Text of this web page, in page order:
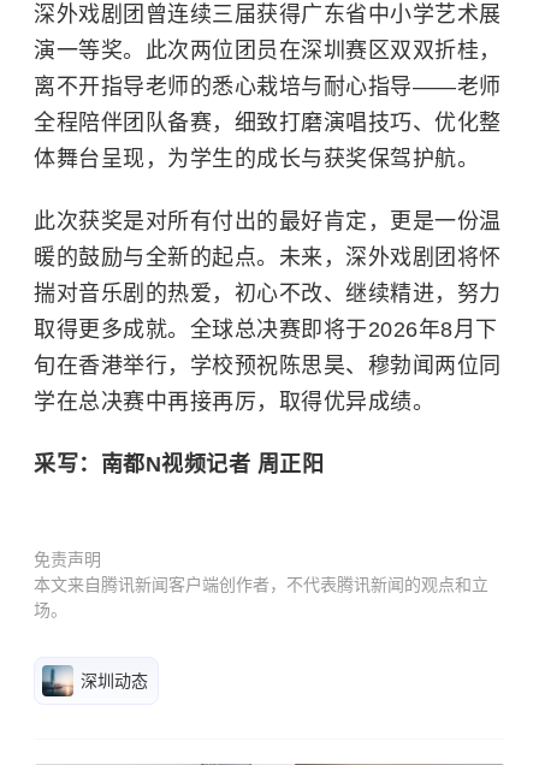
深外戏剧团曾连续三届获得广东省中小学艺术展
演一等奖。此次两位团员在深圳赛区双双折桂，
离不开指导老师的悉心栽培与耐心指导——老师
全程陪伴团队备赛，细致打磨演唱技巧、优化整
体舞台呈现，为学生的成长与获奖保驾护航。
此次获奖是对所有付出的最好肯定，更是一份温
暖的鼓励与全新的起点。未来，深外戏剧团将怀
揣对音乐剧的热爱，初心不改、继续精进，努力
取得更多成就。全球总决赛即将于2026年8月下
旬在香港举行，学校预祝陈思昊、穆勃闻两位同
学在总决赛中再接再厉，取得优异成绩。
采写：南都N视频记者 周正阳
免责声明
本文来自腾讯新闻客户端创作者，不代表腾讯新闻的观点和立
场。
深圳动态